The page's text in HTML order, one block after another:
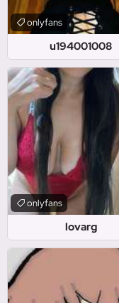
u194001008
onlyfans
lovarg
onlyfans